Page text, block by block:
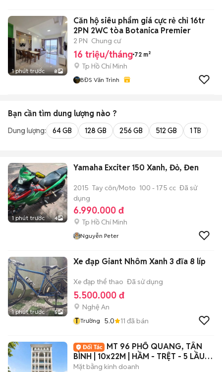
1 phút trước 8
Căn hộ siêu phẩm giá cực rẻ chỉ 16tr
2PN 2WC tòa Botanica Premier
2 PN Chung cư
16 triệu/tháng 72 m²
Tp Hồ Chí Minh
BĐS Văn Trình
Bạn cần tìm dung lượng nào ?
Dung lượng: 64 GB 128 GB 256 GB 512 GB 1 TB
1 phút trước 4
Yamaha Exciter 150 Xanh, Đỏ, Đen
2015 Tay côn/Moto 100 - 175 cc Đã sử
dụng
6.990.000 đ
Tp Hồ Chí Minh
Nguyễn Peter
1 phút trước 5
Xe đạp Giant Nhôm Xanh 3 đĩa 8 líp
Xe đạp thể thao Đã sử dụng
5.500.000 đ
Nghệ An
T Trường 5.0 11 đã bán
MT 96 PHỔ QUANG, TÂN
BÌNH | 10x22M | HẦM - TRỆT - 5 LẦU -
TM | 180TR
Mặt bằng kinh doanh